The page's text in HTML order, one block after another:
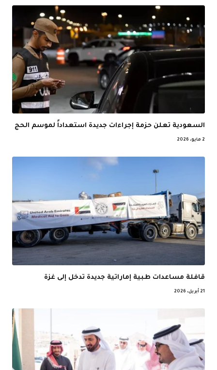
السعودية تعلن حزمة إجراءات جديدة استعداداً لموسم الحج
2 مايو، 2026
قافلة مساعدات طبية إماراتية جديدة تدخل إلى غزة
21 أبريل، 2026